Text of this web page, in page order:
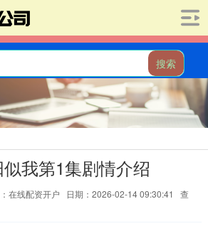
搜索
我第1集剧情介绍
在线配资开户 日期：2026-02-14 09:30:41
查